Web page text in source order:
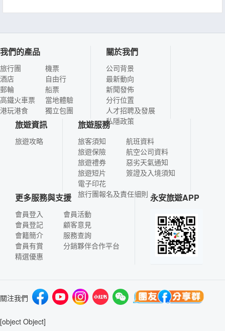
我們的產品
旅行團
酒店
郵輪
高鐵火車票
港玩港食
機票
自由行
船票
當地體驗
獨立包團
關於我們
公司背景
最新動向
新聞發佈
分行位置
人才招聘及發展
私隱政策
旅遊資訊
旅遊攻略
旅遊服務
旅客須知
旅遊保險
旅遊禮券
旅遊短片
電子印花
航班資料
航空公司資料
惡劣天氣通知
簽證及入境須知
旅行團報名及責任細則
更多服務與支援
會員登入
會員登記
會籍簡介
會員有賞
精選優惠
會員活動
顧客意見
服務查詢
分銷夥伴合作平台
永安旅遊APP
關注我們
[object Object]